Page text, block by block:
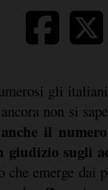
gli
non si
il
giudizio sugli
che emerge